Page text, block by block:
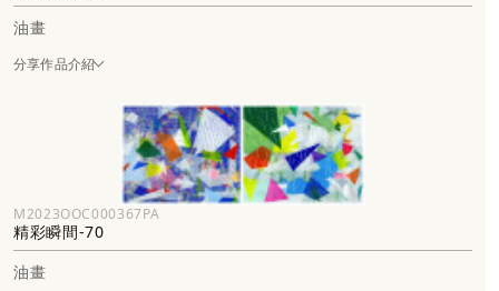
油畫
分享作品介紹
M2023OOC000367PA
精彩瞬間-70
油畫